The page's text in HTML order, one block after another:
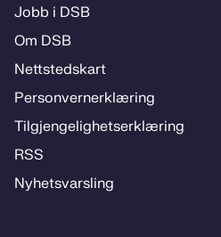
Jobb i DSB
Om DSB
Nett­steds­­kart
Per­­son­ver­n­er­klæ­­ring
Til­­­gjen­­ge­­lig­hets­­er­klæ­­ring
RSS
Ny­hets­­vars­­ling